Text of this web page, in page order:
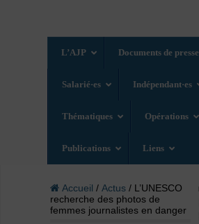
L’AJP Documents de presse
Salarié·es Indépendant·es
Thématiques Opérations
Publications Liens
Accueil / Actus/ L’UNESCO
recherche des photos de
femmes journalistes en danger